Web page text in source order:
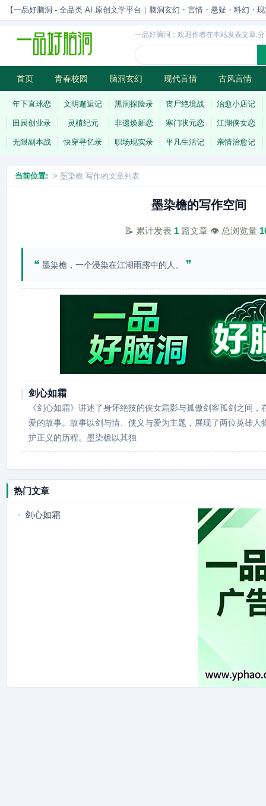
【一品好脑洞 - 全品类 AI 原创文学平台｜脑洞玄幻・言情・悬疑・科幻・
一品好脑洞：欢迎作者在本站发表文章,
首页 青春校园 脑洞玄幻 现代言情 古风言情
历史权谋 武侠江湖 灵异志怪 连载
年下直球恋 文明邂逅记 黑洞探险录 丧尸绝境战 治愈小店记
田园创业录 灵植纪元 非遗焕新恋 寒门状元恋 江湖侠女恋
无限副本战 快穿寻忆录 职场现实录 平凡生活记 亲情治愈记
当前位置: > 墨染檐 写作的文章列表
墨染檐的写作空间
📝 累计发表 1篇文章 👁️ 总浏览量
❝ 墨染檐，一个浸染在江湖雨露中的人。 ❞
剑心如霜
《剑心如霜》讲述了身怀绝技的侠女霜影与孤傲剑客孤剑之间
爱的故事。故事以剑与情、侠义与爱为主题，展现了两位英雄人
护正义的历程。墨染檐以其独
热门文章
剑心如霜